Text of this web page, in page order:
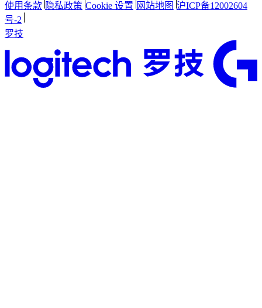
使用条款 隐私政策 Cookie 设置 网站地图 沪ICP备12002604
号-2
罗技